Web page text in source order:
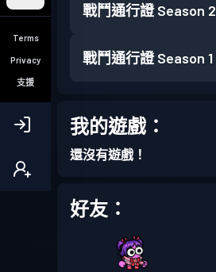
Terms
Privacy
支援
戰鬥通行證 Season 2
戰鬥通行證 Season 1
我的遊戲：
還沒有遊戲！
好友：